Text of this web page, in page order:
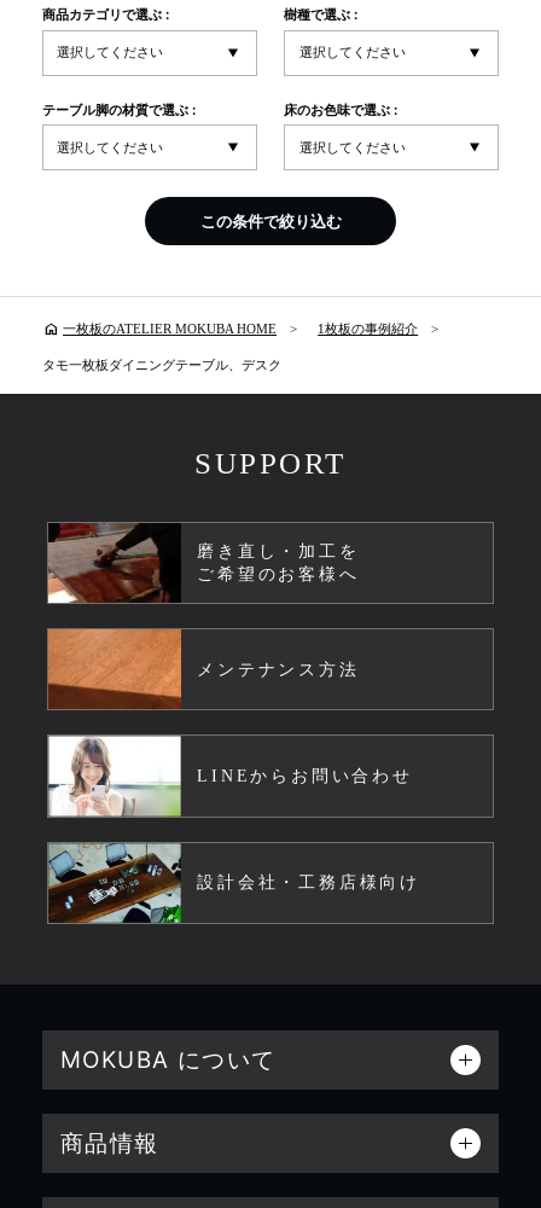
商品カテゴリで選ぶ : 樹種で選ぶ :
テーブル脚の材質で選ぶ : 床のお色味で選ぶ :
この条件で絞り込む
home 一枚板のATELIER MOKUBA HOME 1枚板の事例紹介
タモ一枚板ダイニングテーブル、デスク
SUPPORT
磨き直し・加工を
ご希望のお客様へ
メンテナンス方法
LINEからお問い合わせ
設計会社・工務店様向け
MOKUBA について
商品情報